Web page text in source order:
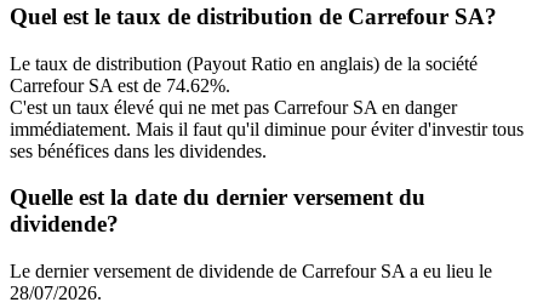
Quel est le taux de distribution de Carrefour SA?
Le taux de distribution (Payout Ratio en anglais) de la société
Carrefour SA est de 74.62%.
C'est un taux élevé qui ne met pas Carrefour SA en danger
immédiatement. Mais il faut qu'il diminue pour éviter d'investir tous
ses bénéfices dans les dividendes.
Quelle est la date du dernier versement du
dividende?
Le dernier versement de dividende de Carrefour SA a eu lieu le
28/07/2026.